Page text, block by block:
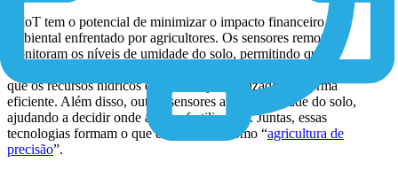
A IoT tem o potencial de minimizar o impacto financeiro e
ambiental enfrentado por agricultores. Os sensores remotos
monitoram os níveis de umidade do solo, permitindo que os
que os recursos hídricos escassos sejam utilizados de forma
eficiente. Além disso, outros sensores avaliam a saúde do solo,
ajudando a decidir onde aplicar fertilizantes. Juntas, essas
tecnologias formam o que é conhecido como “agricultura de
precisão”.